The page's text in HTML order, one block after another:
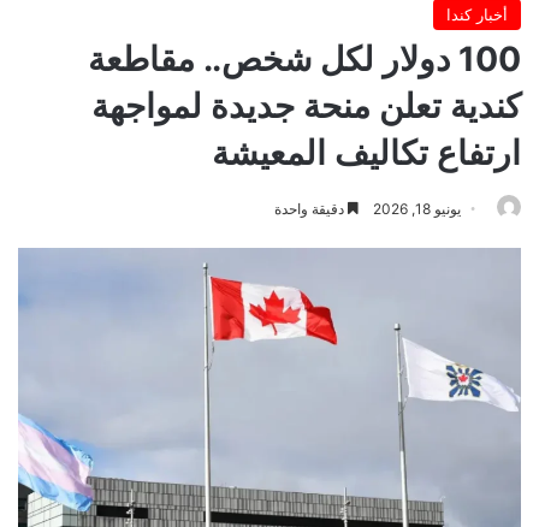
أخبار كندا
100 دولار لكل شخص.. مقاطعة
كندية تعلن منحة جديدة لمواجهة
ارتفاع تكاليف المعيشة
يونيو 18, 2026 دقيقة واحدة